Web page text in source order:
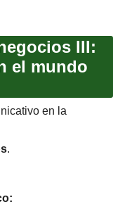
III:
el mundo
en la
.